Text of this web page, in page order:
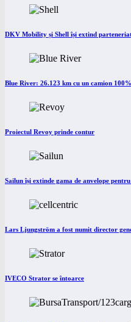
DKV Mobility și Shell își extind
Blue River: 26.123 km cu un camion
Proiectul Revoy prinde contur
Sailun își extinde gama de anvelope
Lars Ljungström a fost numit director
IVECO Strator se întoarce